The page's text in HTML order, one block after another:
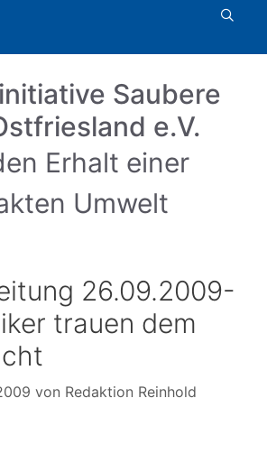
Saubere
e.V.
Erhalt einer
Umwelt
26.09.2009-
trauen dem
von Redaktion Reinhold